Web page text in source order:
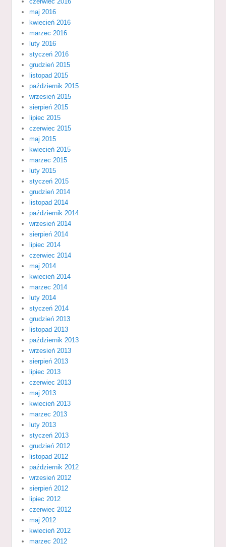
maj 2016
kwiecień 2016
marzec 2016
luty 2016
styczeń 2016
grudzień 2015
listopad 2015
październik 2015
wrzesień 2015
sierpień 2015
lipiec 2015
czerwiec 2015
maj 2015
kwiecień 2015
marzec 2015
luty 2015
styczeń 2015
grudzień 2014
listopad 2014
październik 2014
wrzesień 2014
sierpień 2014
lipiec 2014
czerwiec 2014
maj 2014
kwiecień 2014
marzec 2014
luty 2014
styczeń 2014
grudzień 2013
listopad 2013
październik 2013
wrzesień 2013
sierpień 2013
lipiec 2013
czerwiec 2013
maj 2013
kwiecień 2013
marzec 2013
luty 2013
styczeń 2013
grudzień 2012
listopad 2012
październik 2012
wrzesień 2012
sierpień 2012
lipiec 2012
czerwiec 2012
maj 2012
kwiecień 2012
marzec 2012